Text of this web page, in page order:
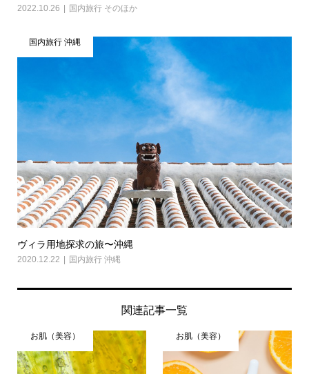
2022.10.26 国内旅行 そのほか
国内旅行 沖縄
ヴィラ用地探求の旅〜沖縄
2020.12.22 国内旅行 沖縄
関連記事一覧
お肌（美容） お肌（美容）